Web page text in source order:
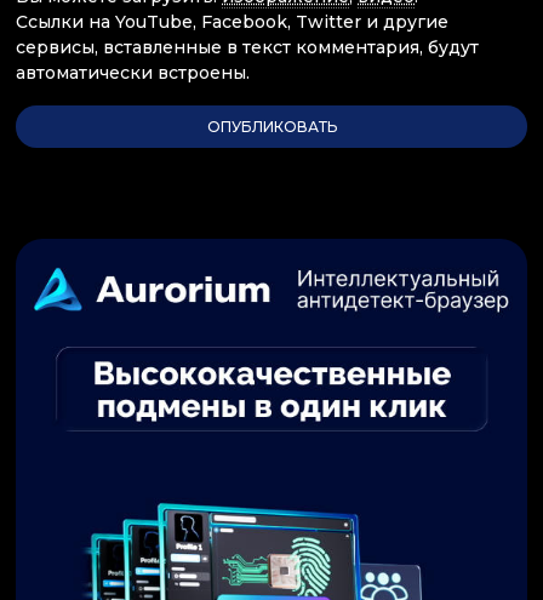
Ссылки на YouTube, Facebook, Twitter и другие
сервисы, вставленные в текст комментария, будут
автоматически встроены.